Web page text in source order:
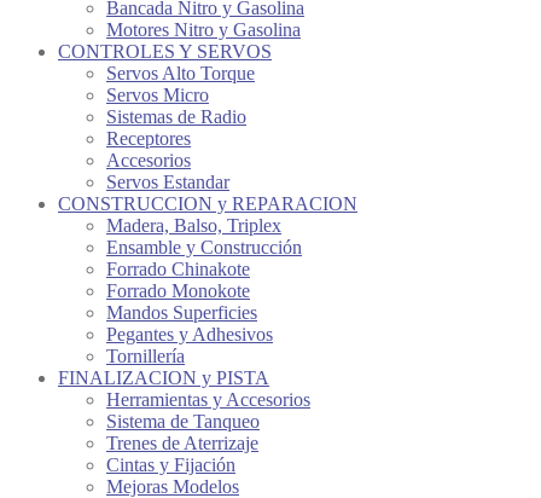
Bancada Nitro y Gasolina
Motores Nitro y Gasolina
CONTROLES Y SERVOS
Servos Alto Torque
Servos Micro
Sistemas de Radio
Receptores
Accesorios
Servos Estandar
CONSTRUCCION y REPARACION
Madera, Balso, Triplex
Ensamble y Construcción
Forrado Chinakote
Forrado Monokote
Mandos Superficies
Pegantes y Adhesivos
Tornillería
FINALIZACION y PISTA
Herramientas y Accesorios
Sistema de Tanqueo
Trenes de Aterrizaje
Cintas y Fijación
Mejoras Modelos